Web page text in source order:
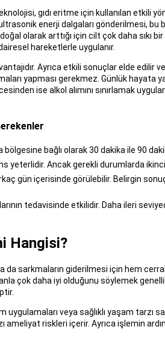
gıdı eritme için kullanılan etkili
enerji dalgaları gönderilmesi,
olarak arttığı için cilt çok daha sıkı bir
hareketlerle uygulanır.
Ayrıca etkili sonuçlar elde edilir
yapması gerekmez. Günlük hayata
ise alkol alımını sınırlamak
bölgesine bağlı olarak 30 dakika ile 90
yeterlidir. Ancak gerekli durumlarda
gün içerisinde görülebilir. Belirgin
tedavisinde etkilidir. Daha ileri
Hangisi?
da sarkmaların giderilmesi için hem
çok daha iyi olduğunu söylemek
uygulamaları veya sağlıklı yaşam tarzı
ameliyat riskleri içerir. Ayrıca işlemin